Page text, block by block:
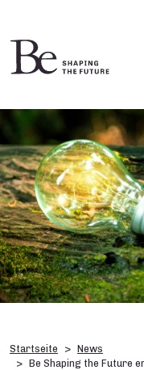
Startseite
News
Be Shaping the Future